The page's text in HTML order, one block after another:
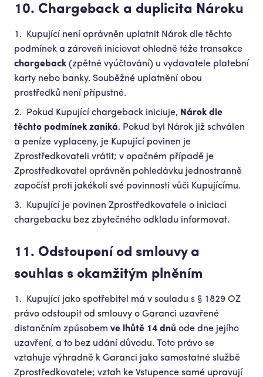
10. Chargeback a duplicita Nároku
Kupující není oprávněn uplatnit Nárok dle těchto
podmínek a zároveň iniciovat ohledně téže transakce
chargeback(zpětné vyúčtování) u vydavatele platební
karty nebo banky. Souběžné uplatnění obou
prostředků není přípustné.
Pokud Kupující chargeback iniciuje, Nárok dle
těchto podmínek zaniká. Pokud byl Nárok již schválen
a peníze vyplaceny, je Kupující povinen je
Zprostředkovateli vrátit; v opačném případě je
Zprostředkovatel oprávněn pohledávku jednostranně
započíst proti jakékoli své povinnosti vůči Kupujícímu.
Kupující je povinen Zprostředkovatele o iniciaci
chargebacku bez zbytečného odkladu informovat.
11. Odstoupení od smlouvy a
souhlas s okamžitým plněním
Kupující jako spotřebitel má v souladu s § 1829 OZ
právo odstoupit od smlouvy o Garanci uzavřené
distančním způsobem ve lhůtě 14 dnů ode dne jejího
uzavření, a to bez udání důvodu. Toto právo se
vztahuje výhradně k Garanci jako samostatné službě
Zprostředkovatele; vztah ke Vstupence samé upravují